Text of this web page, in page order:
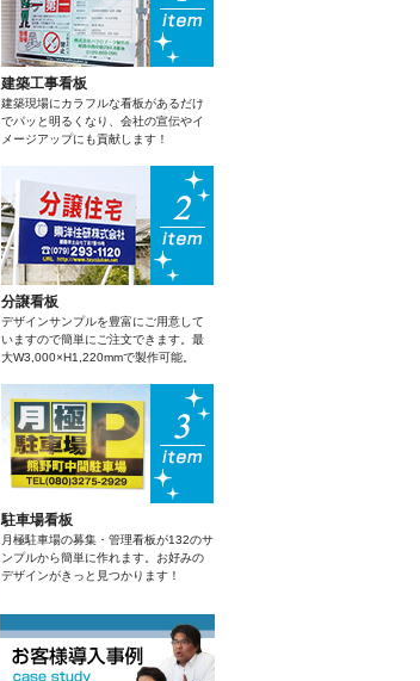
建築工事看板
建築現場にカラフルな看板があるだけ
でパッと明るくなり、会社の宣伝やイ
メージアップにも貢献します！
分譲看板
デザインサンプルを豊富にご用意して
いますので簡単にご注文できます。最
大W3,000×H1,220mmで製作可能。
駐車場看板
月極駐車場の募集・管理看板が132のサ
ンプルから簡単に作れます。お好みの
デザインがきっと見つかります！